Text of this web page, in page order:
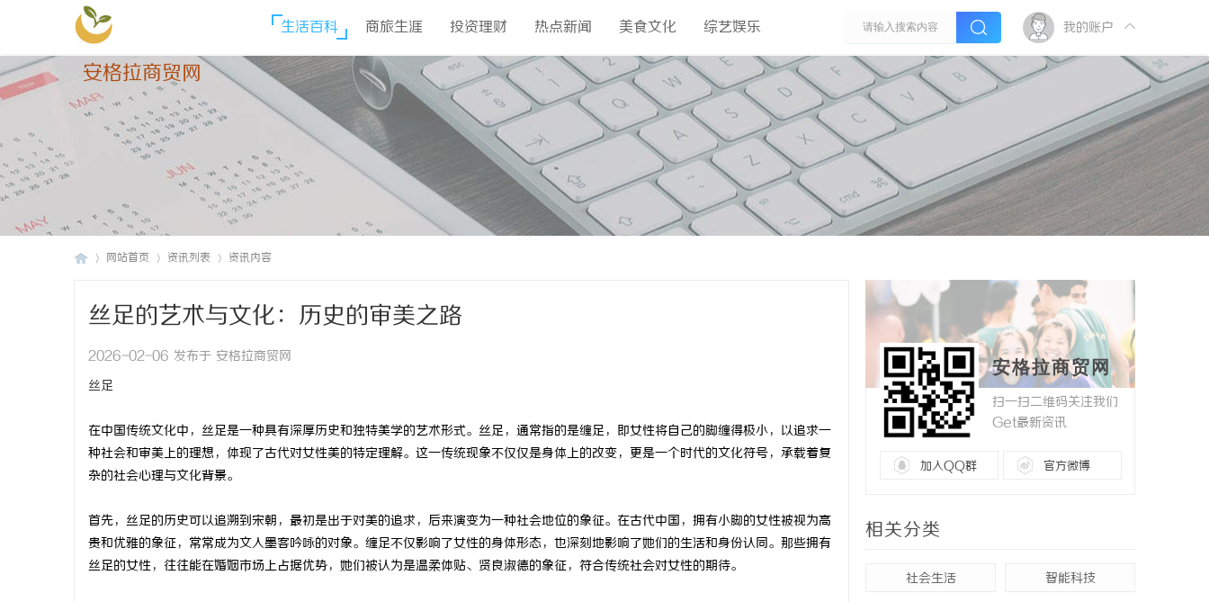
安格拉商贸网
生活百科 商旅生涯 投资理财 热点新闻 美食文化 综艺娱乐 我的账户
网站首页 资讯列表 资讯内容
丝足的艺术与文化：历史的审美之路
2026-02-06 发布于 安格拉商贸网
丝足
在中国传统文化中，丝足是一种具有深厚历史和独特美学的艺术形式。丝足，通常指的是缠足，即女性将自己的脚缠得极小，以追求一
种社会和审美上的理想，体现了古代对女性美的特定理解。这一传统现象不仅仅是身体上的改变，更是一个时代的文化符号，承载着复
杂的社会心理与文化背景。
首先，丝足的历史可以追溯到宋朝，最初是出于对美的追求，后来演变为一种社会地位的象征。在古代中国，拥有小脚的女性被视为高
贵和优雅的象征，常常成为文人墨客吟咏的对象。缠足不仅影响了女性的身体形态，也深刻地影响了她们的生活和身份认同。那些拥有
丝足的女性，往往能在婚姻市场上占据优势，她们被认为是温柔体贴、贤良淑德的象征，符合传统社会对女性的期待。
安格拉商贸网
扫一扫二维码关注我们
Get最新资讯
加入QQ群 官方微博
相关分类
社会生活 智能科技